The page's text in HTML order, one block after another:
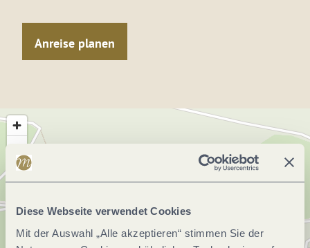
Diese Webseite verwendet Cookies
Mit der Auswahl „Alle akzeptieren“ stimmen Sie der
Anreise planen